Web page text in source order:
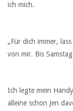
ich mich.
„Für dich immer,
von mir. Bis
Ich legte mein
alleine schon Jen